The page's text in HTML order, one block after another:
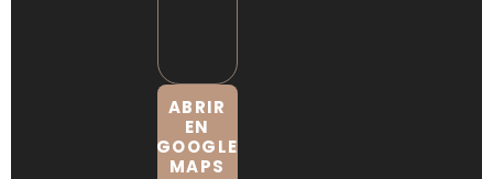
ABRIR
EN
GOOGLE
MAPS